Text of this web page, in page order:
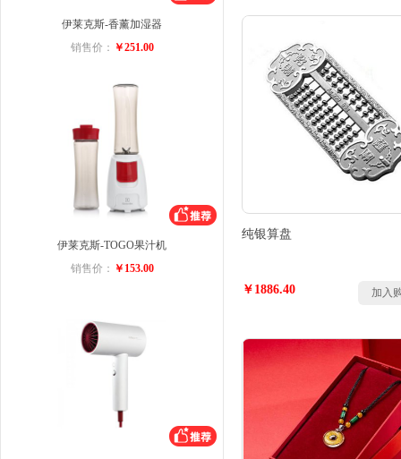
伊莱克斯-香薰加湿器
销售价： ￥251.00
伊莱克斯-TOGO果汁机
销售价： ￥153.00
纯银算盘
￥1886.40 加入